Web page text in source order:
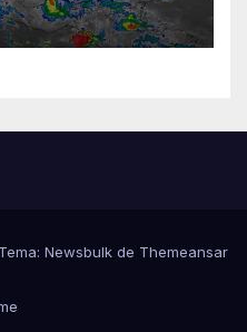
Tema: Newsbulkde Themeansar